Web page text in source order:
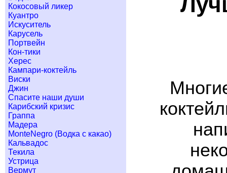
Кокосовый ликер
Куантро
Искуситель
Карусель
Портвейн
Кон-тики
Херес
Кампари-коктейль
Виски
Джин
Спасите наши души
Карибский кризис
Граппа
Мадера
MonteNegro (Водка с какао)
Кальвадос
Текила
Устрица
Вермут